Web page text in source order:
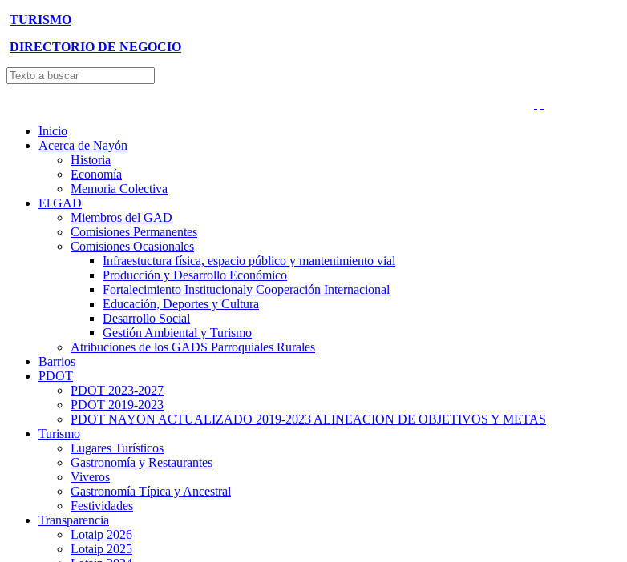
TURISMO
DIRECTORIO DE NEGOCIO
Inicio
Acerca de Nayón
Historia
Economía
Memoria Colectiva
El GAD
Miembros del GAD
Comisiones Permanentes
Comisiones Ocasionales
Infraestuctura física, espacio público y mantenimiento vial
Producción y Desarrollo Económico
Fortalecimiento Institucionaly Cooperación Internacional
Educación, Deportes y Cultura
Desarrollo Social
Gestión Ambiental y Turismo
Atribuciones de los GADS Parroquiales Rurales
Barrios
PDOT
PDOT 2023-2027
PDOT 2019-2023
PDOT NAYON ACTUALIZADO 2019-2023 ALINEACION DE OBJETIVOS Y METAS
Turismo
Lugares Turísticos
Gastronomía y Restaurantes
Viveros
Gastronomía Típica y Ancestral
Festividades
Transparencia
Lotaip 2026
Lotaip 2025